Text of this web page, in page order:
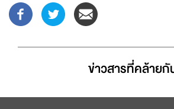
ข่าวสารที่่คล้ายกั